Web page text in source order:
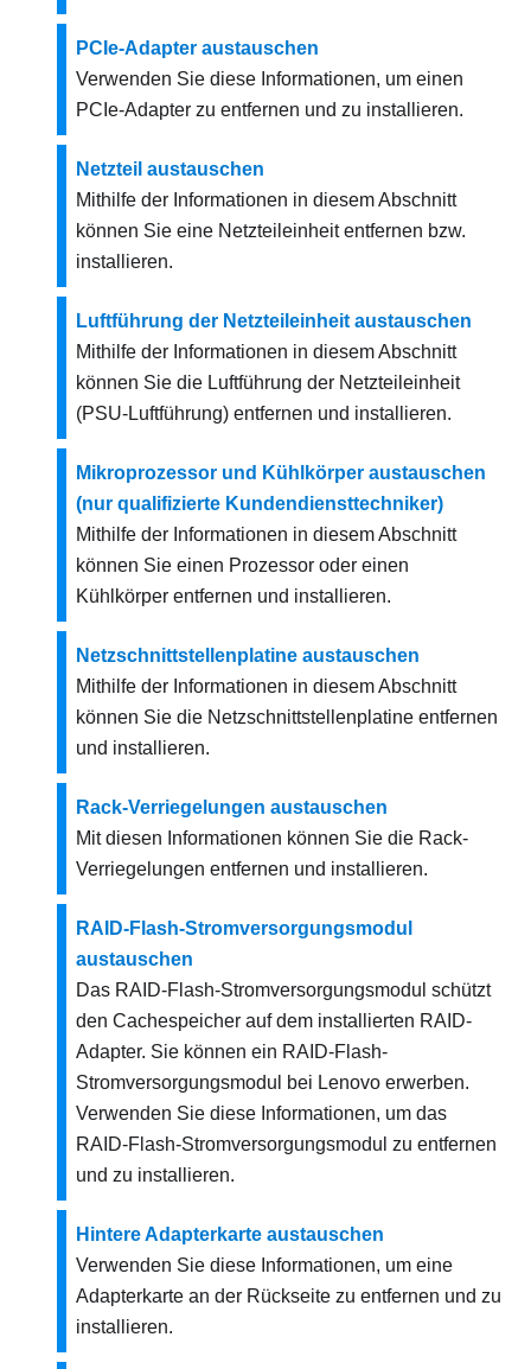
PCIe-Adapter austauschen
Verwenden Sie diese Informationen, um einen
PCIe-Adapter zu entfernen und zu installieren.
Netzteil austauschen
Mithilfe der Informationen in diesem Abschnitt
können Sie eine Netzteileinheit entfernen bzw.
installieren.
Luftführung der Netzteileinheit austauschen
Mithilfe der Informationen in diesem Abschnitt
können Sie die Luftführung der Netzteileinheit
(PSU-Luftführung) entfernen und installieren.
Mikroprozessor und Kühlkörper austauschen
(nur qualifizierte Kundendiensttechniker)
Mithilfe der Informationen in diesem Abschnitt
können Sie einen Prozessor oder einen
Kühlkörper entfernen und installieren.
Netzschnittstellenplatine austauschen
Mithilfe der Informationen in diesem Abschnitt
können Sie die Netzschnittstellenplatine entfernen
und installieren.
Rack-Verriegelungen austauschen
Mit diesen Informationen können Sie die Rack-
Verriegelungen entfernen und installieren.
RAID-Flash-Stromversorgungsmodul
austauschen
Das RAID-Flash-Stromversorgungsmodul schützt
den Cachespeicher auf dem installierten RAID-
Adapter. Sie können ein RAID-Flash-
Stromversorgungsmodul bei Lenovo erwerben.
Verwenden Sie diese Informationen, um das
RAID-Flash-Stromversorgungsmodul zu entfernen
und zu installieren.
Hintere Adapterkarte austauschen
Verwenden Sie diese Informationen, um eine
Adapterkarte an der Rückseite zu entfernen und zu
installieren.